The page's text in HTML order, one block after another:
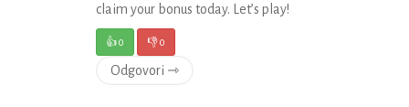
claim your bonus today. Let’s play!
👍0 👎0
Odgovori ⇾